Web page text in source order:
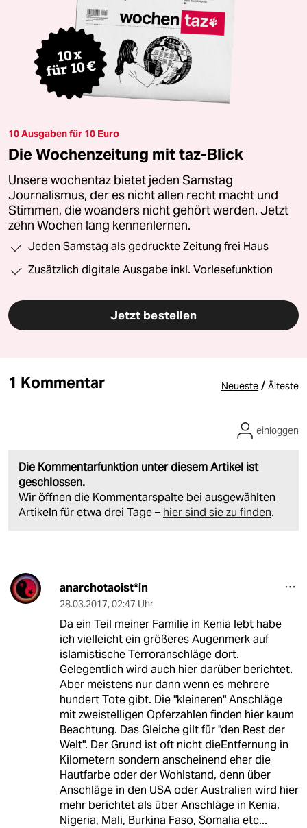
10 Ausgaben für 10 Euro
Die Wochenzeitung mit taz-Blick
Unsere wochentaz bietet jeden Samstag
Journalismus, der es nicht allen recht macht und
Stimmen, die woanders nicht gehört werden. Jetzt
zehn Wochen lang kennenlernen.
Jeden Samstag als gedruckte Zeitung frei Haus
Zusätzlich digitale Ausgabe inkl. Vorlesefunktion
Jetzt bestellen
1 Kommentar Neueste / Älteste
Die Kommentarfunktion unter diesem Artikel ist
geschlossen.
Wir öffnen die Kommentarspalte bei ausgewählten
Artikeln für etwa drei Tage – hier sind sie zu finden.
einloggen
anarchotaoist*in
28.03.2017, 02:47 Uhr
Da ein Teil meiner Familie in Kenia lebt habe
ich vielleicht ein größeres Augenmerk auf
islamistische Terroranschläge dort.
Gelegentlich wird auch hier darüber berichtet.
Aber meistens nur dann wenn es mehrere
hundert Tote gibt. Die "kleineren" Anschläge
mit zweistelligen Opferzahlen finden hier kaum
Beachtung. Das Gleiche gilt für "den Rest der
Welt". Der Grund ist oft nicht dieEntfernung in
Kilometern sondern anscheinend eher die
Hautfarbe oder der Wohlstand, denn über
Anschläge in den USA oder Australien wird hier
mehr berichtet als über Anschläge in Kenia,
Nigeria, Mali, Burkina Faso, Somalia etc...